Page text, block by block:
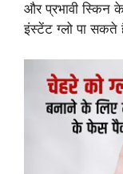
और प्रभावी स्किन
इंस्टेंट ग्लो पा सकते